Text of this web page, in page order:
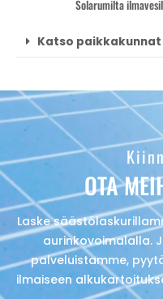
Solarumilta
Katso
OTA
Laske
aurinkovoimalalla.
palveluistamme,
ilmaiseen